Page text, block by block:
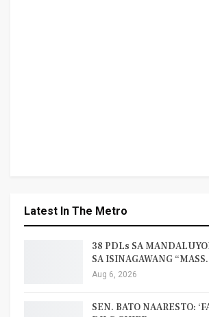
Latest In The Metro
38 PDLs SA
SA ISINAGAWANG
Aug 6, 2026
SEN. BATO NAARESTO: